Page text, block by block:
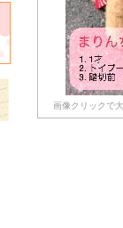
画像クリックで